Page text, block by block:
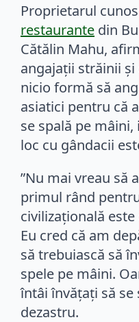
Proprietarul
restaurante din
Cătălin Mahu,
angajații străinii
nicio formă să
asiatici pentru că
se spală pe
loc cu gândacii
”Nu mai vreau să
primul rând
civilizațională
Eu cred că am
să trebuiască să
spele pe mâini.
întâi învățați să se
dezastru.